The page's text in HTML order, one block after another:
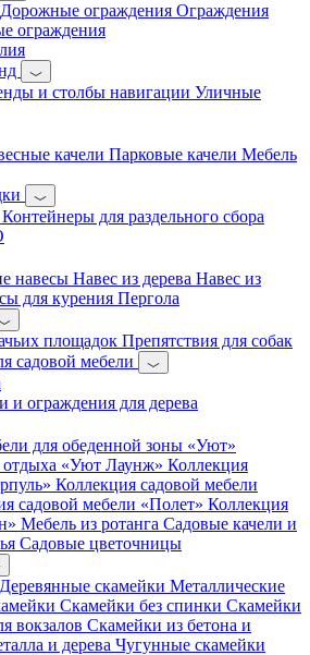
Дорожные ограждения Ограждения
ограждения
и столбы навигации Уличные
качели Парковые качели Мебель
Контейнеры для раздельного сбора
навесы Навес из дерева Навес из
для курения Пергола
площадок Препятствия для собак
садовой мебели
и ограждения для дерева
для обеденной зоны «Уют»
отдыха «Уют Лаунж» Коллекция
Коллекция садовой мебели
садовой мебели «Полет» Коллекция
Мебель из ротанга Садовые качели и
Садовые цветочницы
Деревянные скамейки Металлические
Скамейки без спинки Скамейки
вокзалов Скамейки из бетона и
и дерева Чугунные скамейки